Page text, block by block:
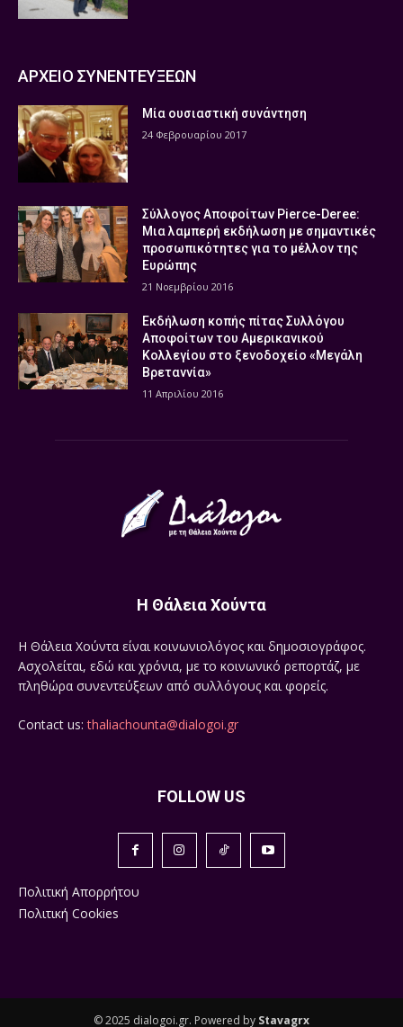
ΑΡΧΕΙΟ ΣΥΝΕΝΤΕΥΞΕΩΝ
Μία ουσιαστική συνάντηση
24 Φεβρουαρίου 2017
Σύλλογος Αποφοίτων Pierce-Deree:
Μια λαμπερή εκδήλωση με σημαντικές
προσωπικότητες για το μέλλον της
Ευρώπης
21 Νοεμβρίου 2016
Εκδήλωση κοπής πίτας Συλλόγου
Αποφοίτων του Αμερικανικού
Κολλεγίου στο ξενοδοχείο «Μεγάλη
Βρεταννία»
11 Απριλίου 2016
Η Θάλεια Χούντα
Η Θάλεια Χούντα είναι κοινωνιολόγος και δημοσιογράφος.
Ασχολείται, εδώ και χρόνια, με το κοινωνικό ρεπορτάζ, με
πληθώρα συνεντεύξεων από συλλόγους και φορείς.
Contact us:thaliachounta@dialogoi.gr
FOLLOW US
Πολιτική Απορρήτου
Πολιτική Cookies
© 2025 dialogoi.gr. Powered by Stavagrx